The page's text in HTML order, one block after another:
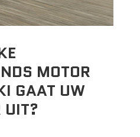
MOTOR
GAAT UW
UIT?